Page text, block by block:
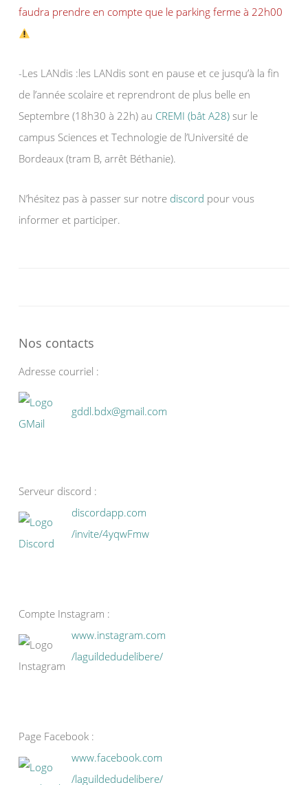
faudra prendre en compte que le parking ferme à 22h00
-Les LANdis :les LANdis sont en pause et ce jusqu’à la fin
de l’année scolaire et reprendront de plus belle en
Septembre (18h30 à 22h) au CREMI (bât A28) sur le
campus Sciences et Technologie de l’Université de
Bordeaux (tram B, arrêt Béthanie).
N’hésitez pas à passer sur notre discord pour vous
informer et participer.
Nos contacts
Adresse courriel :
gddl.bdx@gmail.com
Serveur discord :
discordapp.com
/invite/4yqwFmw
Compte Instagram :
www.instagram.com
/laguildedudelibere/
Page Facebook :
www.facebook.com
/laguildedudelibere/